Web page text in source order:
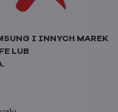
I INNYCH MAREK
LUB